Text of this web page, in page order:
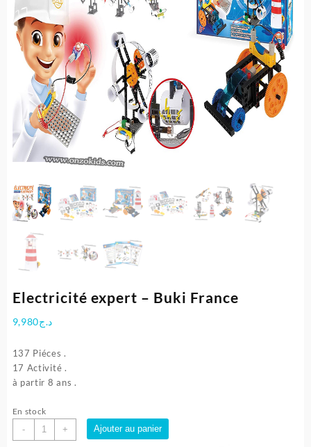
Electricité expert – Buki France
د.ج9,980
137 Piéces .
17 Activité .
à partir 8 ans .
En stock
-
quantité
de
+ Ajouter au panier